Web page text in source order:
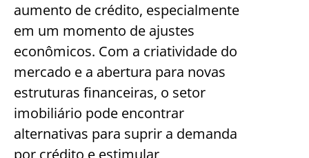
aumento de crédito, especialmente
em um momento de ajustes
econômicos. Com a criatividade do
mercado e a abertura para novas
estruturas financeiras, o setor
imobiliário pode encontrar
alternativas para suprir a demanda